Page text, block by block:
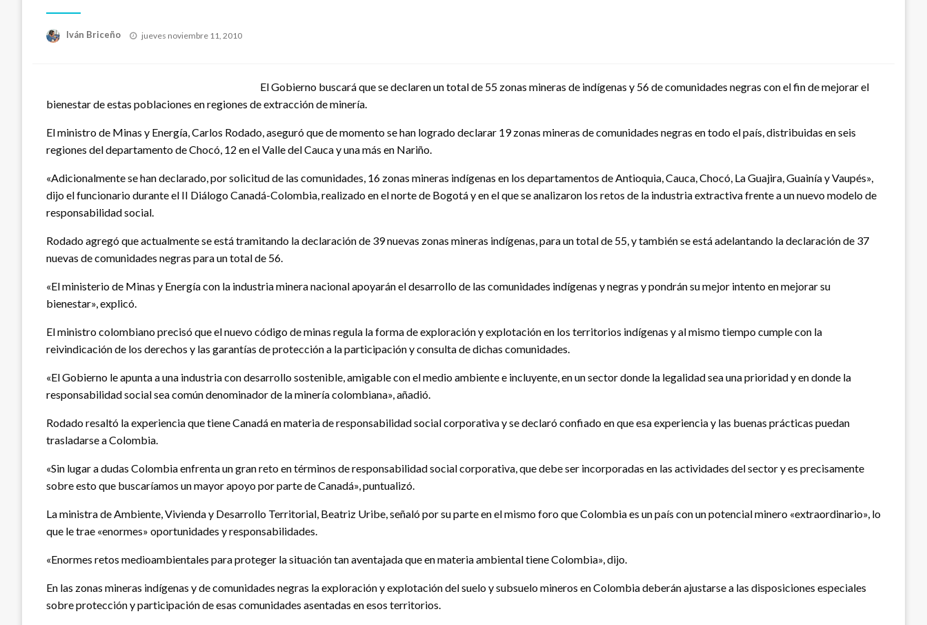
Iván Briceño
Publicado
jueves noviembre 11, 2010
El Gobierno buscará que se declaren un total de 55 zonas mineras de indígenas y 56 de comunidades negras con el fin de mejorar el
bienestar de estas poblaciones en regiones de extracción de minería.
El ministro de Minas y Energía, Carlos Rodado, aseguró que de momento se han logrado declarar 19 zonas mineras de comunidades negras en todo el país, distribuidas en seis
regiones del departamento de Chocó, 12 en el Valle del Cauca y una más en Nariño.
«Adicionalmente se han declarado, por solicitud de las comunidades, 16 zonas mineras indígenas en los departamentos de Antioquia, Cauca, Chocó, La Guajira, Guainía y Vaupés»,
dijo el funcionario durante el II Diálogo Canadá-Colombia, realizado en el norte de Bogotá y en el que se analizaron los retos de la industria extractiva frente a un nuevo modelo de
responsabilidad social.
Rodado agregó que actualmente se está tramitando la declaración de 39 nuevas zonas mineras indígenas, para un total de 55, y también se está adelantando la declaración de 37
nuevas de comunidades negras para un total de 56.
«El ministerio de Minas y Energía con la industria minera nacional apoyarán el desarrollo de las comunidades indígenas y negras y pondrán su mejor intento en mejorar su
bienestar», explicó.
El ministro colombiano precisó que el nuevo código de minas regula la forma de exploración y explotación en los territorios indígenas y al mismo tiempo cumple con la
reivindicación de los derechos y las garantías de protección a la participación y consulta de dichas comunidades.
«El Gobierno le apunta a una industria con desarrollo sostenible, amigable con el medio ambiente e incluyente, en un sector donde la legalidad sea una prioridad y en donde la
responsabilidad social sea común denominador de la minería colombiana», añadió.
Rodado resaltó la experiencia que tiene Canadá en materia de responsabilidad social corporativa y se declaró confiado en que esa experiencia y las buenas prácticas puedan
trasladarse a Colombia.
«Sin lugar a dudas Colombia enfrenta un gran reto en términos de responsabilidad social corporativa, que debe ser incorporadas en las actividades del sector y es precisamente
sobre esto que buscaríamos un mayor apoyo por parte de Canadá», puntualizó.
La ministra de Ambiente, Vivienda y Desarrollo Territorial, Beatriz Uribe, señaló por su parte en el mismo foro que Colombia es un país con un potencial minero «extraordinario», lo
que le trae «enormes» oportunidades y responsabilidades.
«Enormes retos medioambientales para proteger la situación tan aventajada que en materia ambiental tiene Colombia», dijo.
En las zonas mineras indígenas y de comunidades negras la exploración y explotación del suelo y subsuelo mineros en Colombia deberán ajustarse a las disposiciones especiales
sobre protección y participación de esas comunidades asentadas en esos territorios.